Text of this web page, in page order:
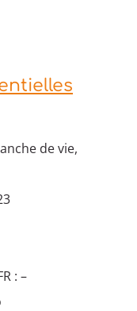
de vie,
: –